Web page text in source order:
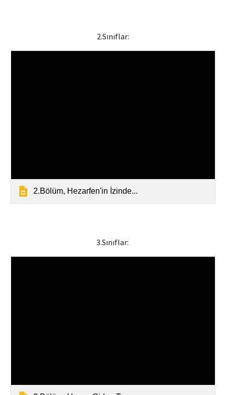
2.Sınıflar:
2.Bölüm, Hezarfen'in İzinde...
3.Sınıflar: